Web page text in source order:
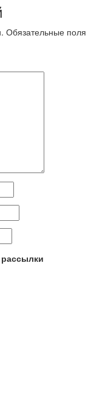
Обязательные поля